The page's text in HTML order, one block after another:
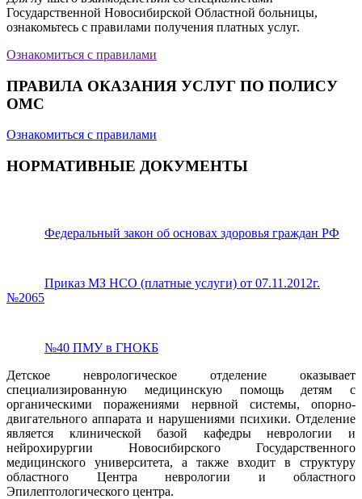
Государственной Новосибирской Областной больницы,
ознакомьтесь с правилами получения платных услуг.
Ознакомиться с правилами
ПРАВИЛА ОКАЗАНИЯ УСЛУГ ПО ПОЛИСУ
ОМС
Ознакомиться с правилами
НОРМАТИВНЫЕ ДОКУМЕНТЫ
Федеральный закон об основах здоровья граждан РФ
Приказ МЗ НСО (платные услуги) от 07.11.2012г.
№2065
№40 ПМУ в ГНОКБ
Детское неврологическое отделение оказывает
специализированную медицинскую помощь детям с
органическими поражениями нервной системы, опорно-
двигательного аппарата и нарушениями психики. Отделение
является клинической базой кафедры неврологии и
нейрохирургии Новосибирского Государственного
медицинского университета, а также входит в структуру
областного Центра неврологии и областного
Эпилептологического центра.